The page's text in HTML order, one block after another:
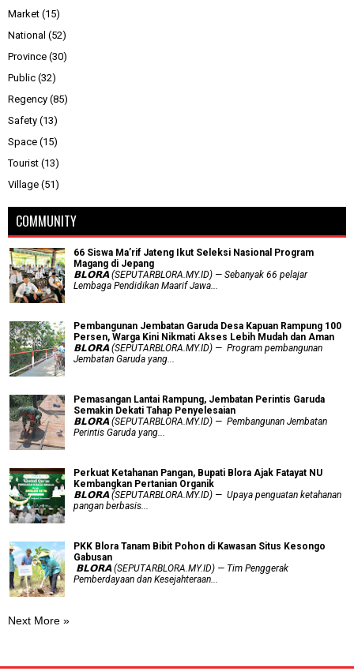
Market (15)
National (52)
Province (30)
Public (32)
Regency (85)
Safety (13)
Space (15)
Tourist (13)
Village (51)
COMMUNITY
66 Siswa Ma’rif Jateng Ikut Seleksi Nasional Program
Magang di Jepang
𝗕𝗟𝗢𝗥𝗔 (SEPUTARBLORA.MY.ID) — Sebanyak 66 pelajar
Lembaga Pendidikan Maarif Jawa...
Pembangunan Jembatan Garuda Desa Kapuan Rampung 100
Persen, Warga Kini Nikmati Akses Lebih Mudah dan Aman
𝗕𝗟𝗢𝗥𝗔 (SEPUTARBLORA.MY.ID) — Program pembangunan
Jembatan Garuda yang...
Pemasangan Lantai Rampung, Jembatan Perintis Garuda
Semakin Dekati Tahap Penyelesaian
𝗕𝗟𝗢𝗥𝗔 (SEPUTARBLORA.MY.ID) — Pembangunan Jembatan
Perintis Garuda yang...
​Perkuat Ketahanan Pangan, Bupati Blora Ajak Fatayat NU
Kembangkan Pertanian Organik
𝗕𝗟𝗢𝗥𝗔 (SEPUTARBLORA.MY.ID) — Upaya penguatan ketahanan
pangan berbasis...
PKK Blora Tanam Bibit Pohon di Kawasan Situs Kesongo
Gabusan
‎ 𝗕𝗟𝗢𝗥𝗔 (SEPUTARBLORA.MY.ID) — Tim Penggerak
Pemberdayaan dan Kesejahteraan...
Next More »